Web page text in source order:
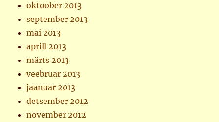
oktoober 2013
september 2013
mai 2013
aprill 2013
märts 2013
veebruar 2013
jaanuar 2013
detsember 2012
november 2012